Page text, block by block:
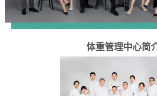
体重管理中心简